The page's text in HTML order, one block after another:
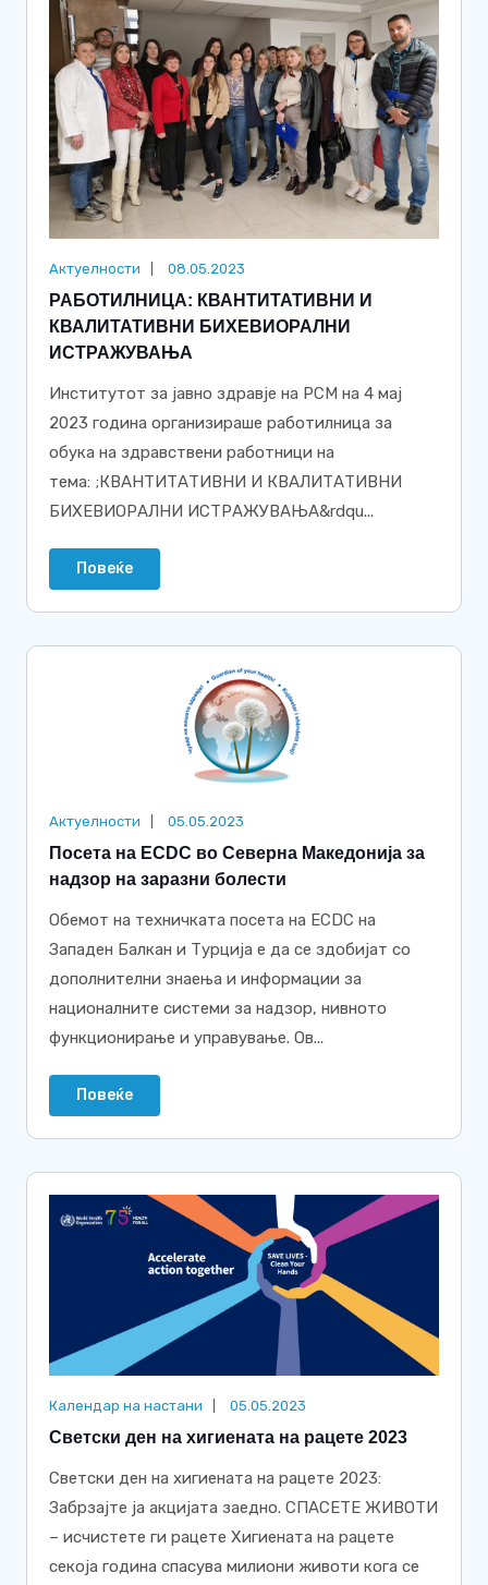
Актуелности 08.05.2023
РАБОТИЛНИЦА: КВАНТИТАТИВНИ И
КВАЛИТАТИВНИ БИХЕВИОРАЛНИ
ИСТРАЖУВАЊА
Институтот за јавно здравје на РСМ на 4 мај
2023 година организираше работилница за
обука на здравствени работници на
тема: ;КВАНТИТАТИВНИ И КВАЛИТАТИВНИ
БИХЕВИОРАЛНИ ИСТРАЖУВАЊА&rdqu...
Повеќе
Актуелности 05.05.2023
Посета на ECDC во Северна Македонија за
надзор на заразни болести
Обемот на техничката посета на ECDC на
Западен Балкан и Турција е да се здобијат со
дополнителни знаења и информации за
националните системи за надзор, нивното
функционирање и управување. Ов...
Повеќе
Календар на настани 05.05.2023
Светски ден на хигиената на рацете 2023
Светски ден на хигиената на рацете 2023:
Забрзајте ја акцијата заедно. СПАСЕТЕ ЖИВОТИ
– исчистете ги рацете Хигиената на рацете
секоја година спасува милиони животи кога се